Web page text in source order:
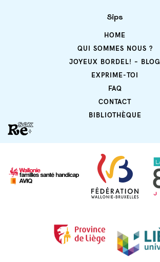
Sips
HOME
QUI SOMMES NOUS ?
JOYEUX BORDEL! – BLOG
EXPRIME-TOI
FAQ
CONTACT
BIBLIOTHÈQUE